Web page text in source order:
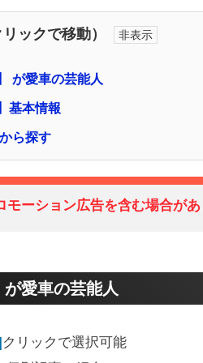
ックで移動）
が愛車の芸能人
基本情報
ら探す
ーション広告を含む場合が
が愛車の芸能人
クリックで選択可能